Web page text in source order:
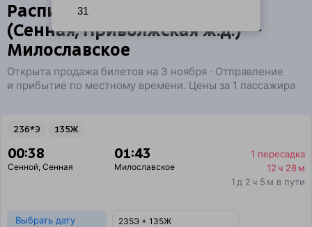
31
Расписание поездов Сенной
(Сенная, Приволжская ж.д.) —
Милославское
Открыта продажа билетов на 3 ноября · Отправление
и прибытие по местному времени. Цены за 1 пассажира
236*Э 135Ж
00:38
Сенной, Сенная
01:43
Милославское
1 пересадка
12 ч 28 м
1 д 2 ч 5 м в пути
Выбрать дату
235Э + 135Ж